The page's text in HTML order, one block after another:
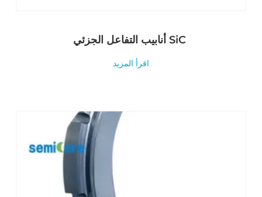
أنابيب التفاعل الجزئي SiC
اقرأ المزيد